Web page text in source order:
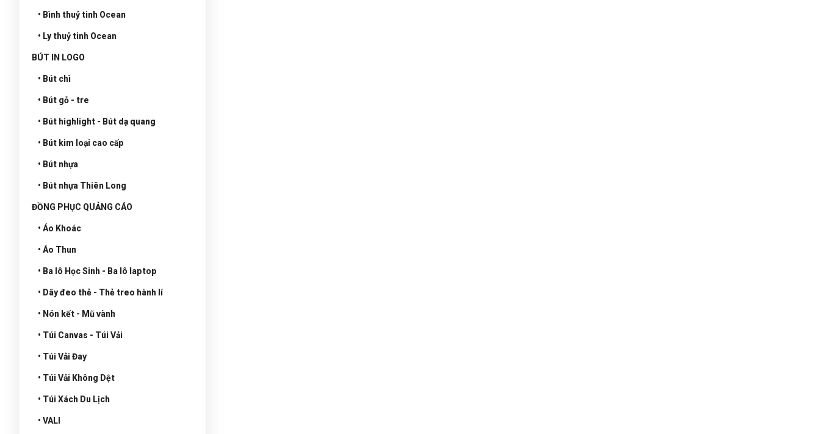
• Bình thuỷ tinh Ocean
• Ly thuỷ tinh Ocean
BÚT IN LOGO
• Bút chì
• Bút gỗ - tre
• Bút highlight - Bút dạ quang
• Bút kim loại cao cấp
• Bút nhựa
• Bút nhựa Thiên Long
ĐỒNG PHỤC QUẢNG CÁO
• Áo Khoác
• Áo Thun
• Ba lô Học Sinh - Ba lô laptop
• Dây đeo thẻ - Thẻ treo hành lí
• Nón kết - Mũ vành
• Túi Canvas - Túi Vải
• Túi Vải Đay
• Túi Vải Không Dệt
• Túi Xách Du Lịch
• VALI